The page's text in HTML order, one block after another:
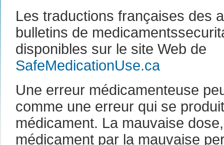
Les traductions françaises des
bulletins de
disponibles sur le site Web de
SafeMedicationUse.ca
Une erreur médicamenteuse
comme une erreur qui se
médicament. La mauvaise
médicament par la mauvaise